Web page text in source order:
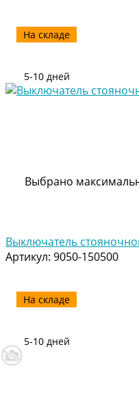
На складе
5-10 дней
Выбрано
Выключатель
Артикул: 9050-150500
На складе
5-10 дней